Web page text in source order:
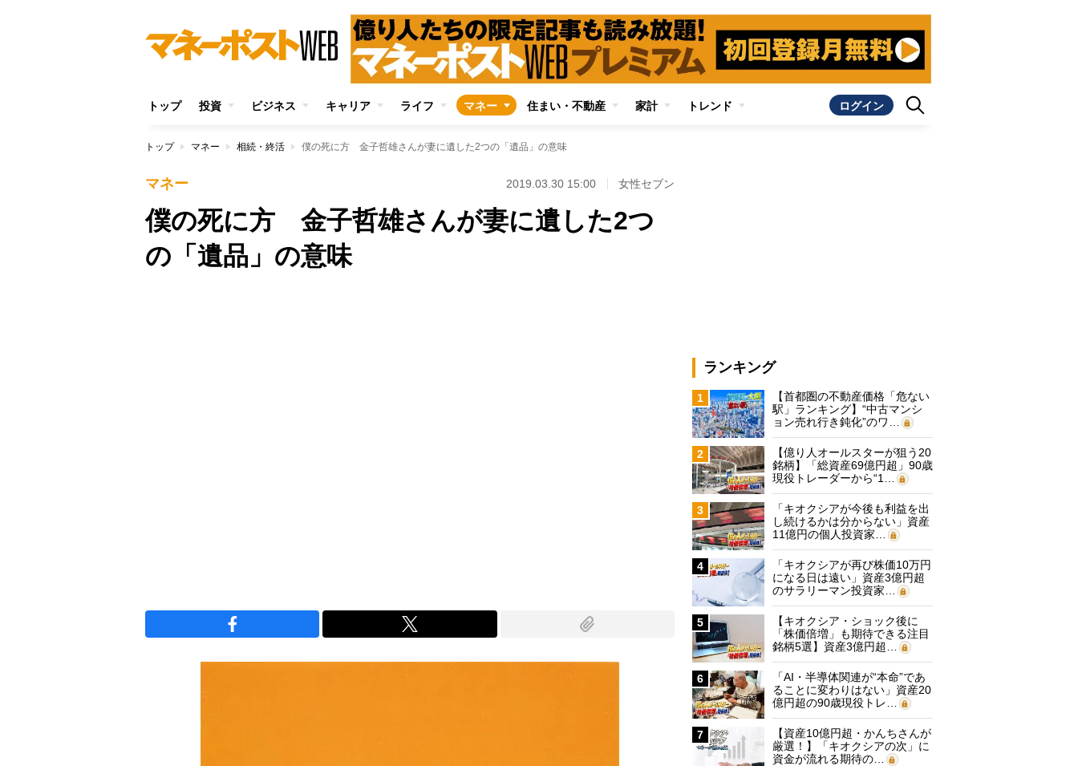
トップ 投資 ビジネス キャリア ライフ マネー 住まい・不動産 家計 トレンド ログイン
トップ マネー 相続・終活 僕の死に方 金子哲雄さんが妻に遺した2つの「遺品」の意味
マネー 2019.03.30 15:00 女性セブン
僕の死に方 金子哲雄さんが妻に遺した2つ
の「遺品」の意味
ランキング
1
【首都圏の不動産価格「危ない
駅」ランキング】“中古マンシ
ョン売れ行き鈍化”のワ…
2
【億り人オールスターが狙う20
銘柄】「総資産69億円超」90歳
現役トレーダーから“1…
3
「キオクシアが今後も利益を出
し続けるかは分からない」資産
11億円の個人投資家…
4
「キオクシアが再び株価10万円
になる日は遠い」資産3億円超
のサラリーマン投資家…
5
【キオクシア・ショック後に
「株価倍増」も期待できる注目
銘柄5選】資産3億円超…
6
「AI・半導体関連が“本命”であ
ることに変わりはない」資産20
億円超の90歳現役トレ…
7
【資産10億円超・かんちさんが
厳選！】「キオクシアの次」に
資金が流れる期待の…